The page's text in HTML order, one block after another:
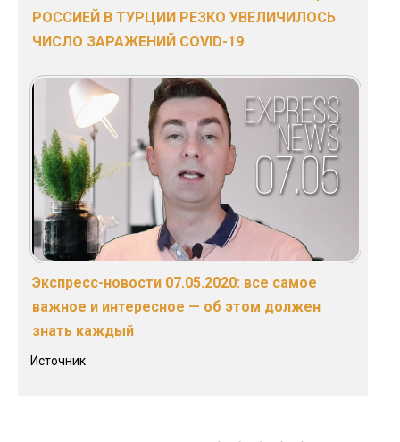
РОССИЕЙ В ТУРЦИИ РЕЗКО УВЕЛИЧИЛОСЬ
ЧИСЛО ЗАРАЖЕНИЙ COVID-19
Экспресс-новости 07.05.2020: все самое
важное и интересное — об этом должен
знать каждый
Источник